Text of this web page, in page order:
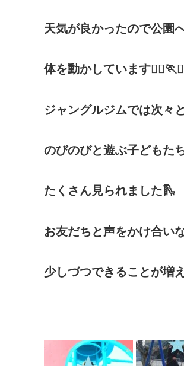
天気が良かったので公園
体を動かしています
ジャングルジムでは次々
のびのびと遊ぶ子どもた
たくさん見られました🛝
お友だちと声をかけ合い
少しづつできることが増